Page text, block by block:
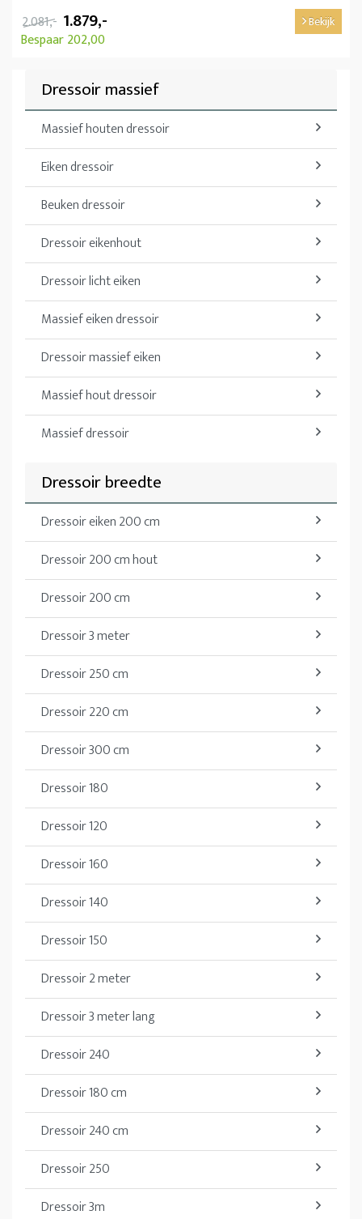
2.081,- 1.879,-
Bespaar 202,00
Bekijk
Dressoir massief
Massief houten dressoir
Eiken dressoir
Beuken dressoir
Dressoir eikenhout
Dressoir licht eiken
Massief eiken dressoir
Dressoir massief eiken
Massief hout dressoir
Massief dressoir
Dressoir breedte
Dressoir eiken 200 cm
Dressoir 200 cm hout
Dressoir 200 cm
Dressoir 3 meter
Dressoir 250 cm
Dressoir 220 cm
Dressoir 300 cm
Dressoir 180
Dressoir 120
Dressoir 160
Dressoir 140
Dressoir 150
Dressoir 2 meter
Dressoir 3 meter lang
Dressoir 240
Dressoir 180 cm
Dressoir 240 cm
Dressoir 250
Dressoir 3m